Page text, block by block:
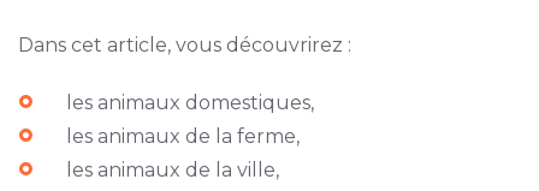
Dans cet article, vous découvrirez :
les animaux domestiques,
les animaux de la ferme,
les animaux de la ville,